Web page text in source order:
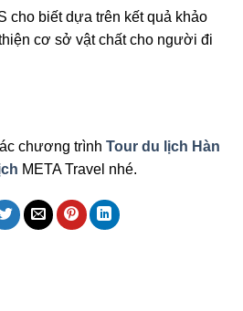
cho biết dựa trên kết quả khảo
cơ sở vật chất cho người đi
chương trình Tour du lịch Hàn
META Travel nhé.